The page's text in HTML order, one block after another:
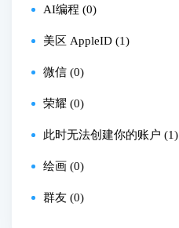
AI编程 (0)
美区 AppleID (1)
微信 (0)
荣耀 (0)
此时无法创建你的账户 (1)
绘画 (0)
群友 (0)